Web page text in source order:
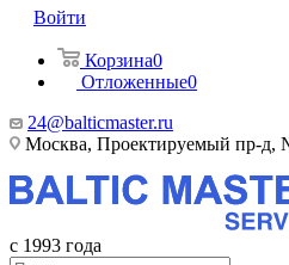
Войти
Корзина0
Отложенные0
24@balticmaster.ru
Москва, Проектируемый пр-д,
с 1993 года